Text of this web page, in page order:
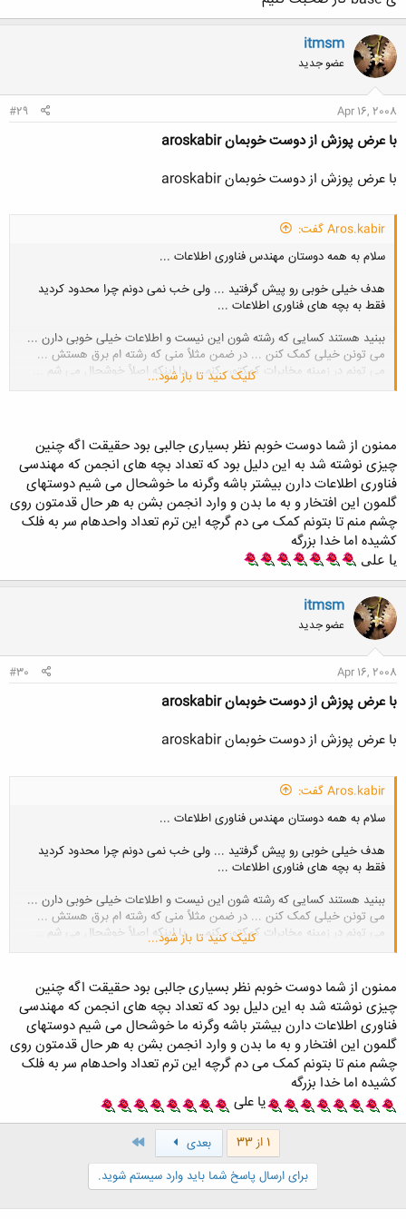
itmsm
عضو جدید
Apr 16, 2008
#29
با عرض پوزش از دوست خوبمان aroskabir
با عرض پوزش از دوست خوبمان aroskabir
Aros.kabir گفت:
سلام به همه دوستان مهندس فناوری اطلاعات ...
هدف خیلی خوبی رو پیش گرفتید ... ولی خب نمی دونم چرا محدود کردید
فقط به بچه های فناوری اطلاعات ...
ببنید هستند کسایی که رشته شون این نیست و اطلاعات خیلی خوبی دارن ...
می تونن خیلی کمک کنن ... در ضمن مثلاً منی که رشته ام برق هستش ...
می تونم در زمینه مخابرات کمکتون کنم ... یا اینکه اصلاً خوشحال می شم ...
که بتونم به بچه های مهندسی فناوری اطلاعات کمک کنم تا به هدفشون که
خلاصه ما در خدمتیم ... سعی می کنیم اطلاعاتمونو زیاد کنیم تا به شما هم
کمک کنیم ...
موفق باشید ...
کلیک کنید تا باز شود...
ممنون از شما دوست خوبم نظر بسیاری جالبی بود حقیقت اگه چنین
چیزی نوشته شد به این دلیل بود که تعداد بچه های انجمن که مهندسی
فناوری اطلاعات دارن بیشتر باشه وگرنه ما خوشحال می شیم دوستهای
گلمون این افتخار و به ما بدن و وارد انجمن بشن به هر حال قدمتون روی
چشم منم تا بتونم کمک می دم گرچه این ترم تعداد واحدهام سر به فلک
کشیده اما خدا بزرگه​
یا علی
itmsm
عضو جدید
Apr 16, 2008
#30
با عرض پوزش از دوست خوبمان aroskabir
با عرض پوزش از دوست خوبمان aroskabir
Aros.kabir گفت:
سلام به همه دوستان مهندس فناوری اطلاعات ...
هدف خیلی خوبی رو پیش گرفتید ... ولی خب نمی دونم چرا محدود کردید
فقط به بچه های فناوری اطلاعات ...
ببنید هستند کسایی که رشته شون این نیست و اطلاعات خیلی خوبی دارن ...
می تونن خیلی کمک کنن ... در ضمن مثلاً منی که رشته ام برق هستش ...
می تونم در زمینه مخابرات کمکتون کنم ... یا اینکه اصلاً خوشحال می شم ...
که بتونم به بچه های مهندسی فناوری اطلاعات کمک کنم تا به هدفشون که
خلاصه ما در خدمتیم ... سعی می کنیم اطلاعاتمونو زیاد کنیم تا به شما هم
کمک کنیم ...
موفق باشید ...
کلیک کنید تا باز شود...
ممنون از شما دوست خوبم نظر بسیاری جالبی بود حقیقت اگه چنین
چیزی نوشته شد به این دلیل بود که تعداد بچه های انجمن که مهندسی
فناوری اطلاعات دارن بیشتر باشه وگرنه ما خوشحال می شیم دوستهای
گلمون این افتخار و به ما بدن و وارد انجمن بشن به هر حال قدمتون روی
چشم منم تا بتونم کمک می دم گرچه این ترم تعداد واحدهام سر به فلک
کشیده اما خدا بزرگه
یا علی
1 از 33 بعدی
برای ارسال پاسخ شما باید وارد سیستم شوید.